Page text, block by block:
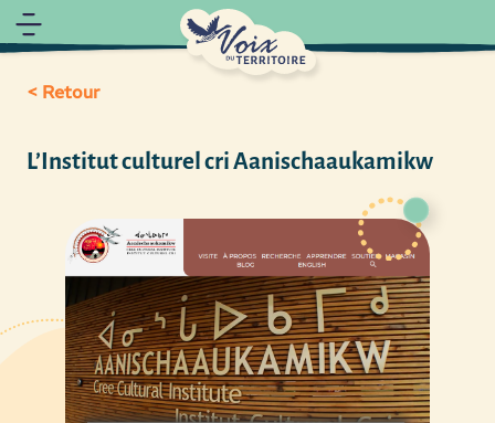
< Retour
L’Institut culturel cri Aanischaaukamikw